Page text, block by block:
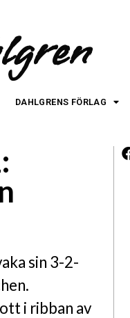
DAHLGRENS FÖRLAG
sin 3-2-
i ribban av